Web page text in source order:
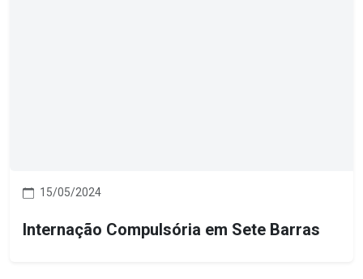
15/05/2024
Internação Compulsória em Sete Barras